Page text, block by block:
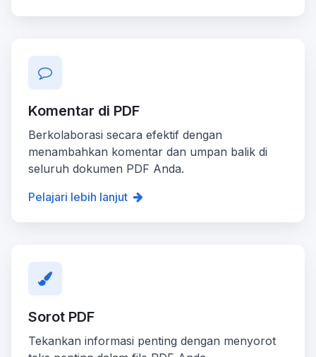
Komentar di PDF
Berkolaborasi secara efektif dengan
menambahkan komentar dan umpan balik di
seluruh dokumen PDF Anda.
Pelajari lebih lanjut
Sorot PDF
Tekankan informasi penting dengan menyorot